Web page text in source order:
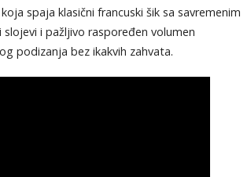
spaja klasični francuski šik sa savremenim
i pažljivo raspoređen volumen
podizanja bez ikakvih zahvata.